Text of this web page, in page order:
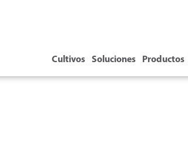
Cultivos Soluciones Productos